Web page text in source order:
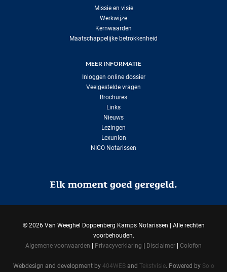
Missie en visie
Werkwijze
Kernwaarden
Maatschappelijke betrokkenheid
MEER INFORMATIE
Inloggen online dossier
Veelgestelde vragen
Brochures
Links
Nieuws
Lezingen
Lexunion
NICO Notarissen
© 2026 Van Weeghel Doppenberg Kamps Notarissen | Alle rechten
voorbehouden.
Algemene voorwaarden
Privacyverklaring Disclaimer Colofon
Webdesign and development by 404WEBand Tekstvisie. Powered by Solo